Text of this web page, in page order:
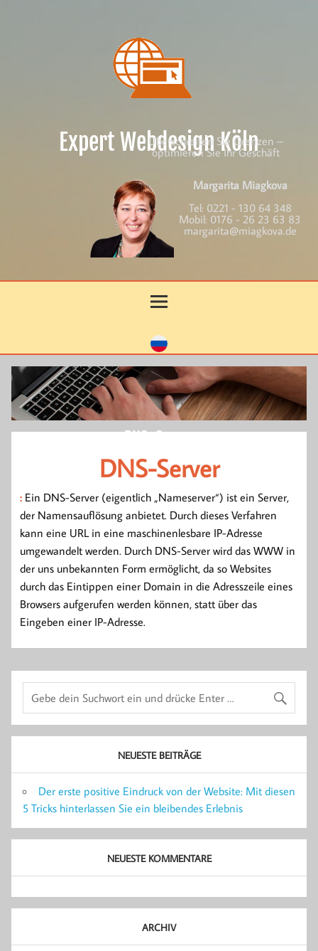
Expert Webdesign Köln
Überschreiten Sie Grenzen –
optimieren Sie Ihr Geschäft
Margarita Miagkova
Tel: 0221 - 130 64 348
Mobil: 0176 - 26 23 63 83
margarita@miagkova.de
DNS-Server
DNS-Server
: Ein DNS-Server (eigentlich „Nameserver“) ist ein Server,
der Namensauflösung anbietet. Durch dieses Verfahren
kann eine URL in eine maschinenlesbare IP-Adresse
umgewandelt werden. Durch DNS-Server wird das WWW in
der uns unbekannten Form ermöglicht, da so Websites
durch das Eintippen einer Domain in die Adresszeile eines
Browsers aufgerufen werden können, statt über das
Eingeben einer IP-Adresse.
NEUESTE BEITRÄGE
Der erste positive Eindruck von der Website: Mit diesen
5 Tricks hinterlassen Sie ein bleibendes Erlebnis
NEUESTE KOMMENTARE
ARCHIV